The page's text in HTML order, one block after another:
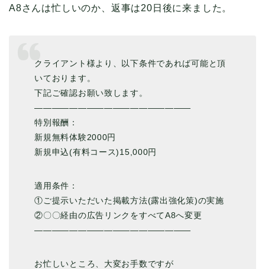
A8さんは忙しいのか、返事は20日後に来ました。
クライアント様より、以下条件であれば可能と頂
いております。
下記ご確認お願い致します。
——————————————————
特別報酬：
新規無料体験2000円
新規申込(有料コース)15,000円
適用条件：
①ご提示いただいた掲載方法(露出強化策)の実施
②〇〇経由の広告リンクをすべてA8へ変更
——————————————————
お忙しいところ、大変お手数ですが